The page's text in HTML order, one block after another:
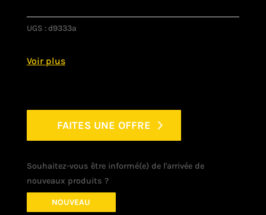
UGS : d9333a
FAITES UNE OFFRE
Souhaitez-vous être informé(e) de l'arrivée de
nouveaux produits ?
NOUVEAU